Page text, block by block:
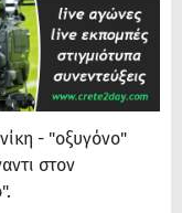
- "οξυγόνο"
στον